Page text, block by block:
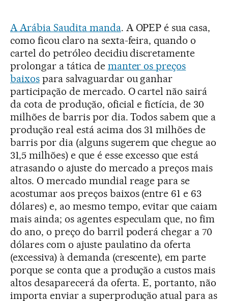
A Arábia Saudita manda. A OPEP é sua casa,
como ficou claro na sexta-feira, quando o
cartel do petróleo decidiu discretamente
prolongar a tática de manter os preços
baixospara salvaguardar ou ganhar
participação de mercado. O cartel não sairá
da cota de produção, oficial e fictícia, de 30
milhões de barris por dia. Todos sabem que a
produção real está acima dos 31 milhões de
barris por dia (alguns sugerem que chegue ao
31,5 milhões) e que é esse excesso que está
atrasando o ajuste do mercado a preços mais
altos. O mercado mundial reage para se
acostumar aos preços baixos (entre 61 e 63
dólares) e, ao mesmo tempo, evitar que caiam
mais ainda; os agentes especulam que, no fim
do ano, o preço do barril poderá chegar a 70
dólares com o ajuste paulatino da oferta
(excessiva) à demanda (crescente), em parte
porque se conta que a produção a custos mais
altos desaparecerá da oferta. E, portanto, não
importa enviar a superprodução atual para as